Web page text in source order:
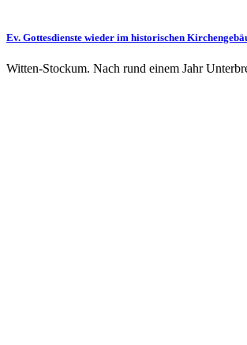
Ev. Gottesdienste wieder im historischen
Witten-Stockum. Nach rund einem Jahr